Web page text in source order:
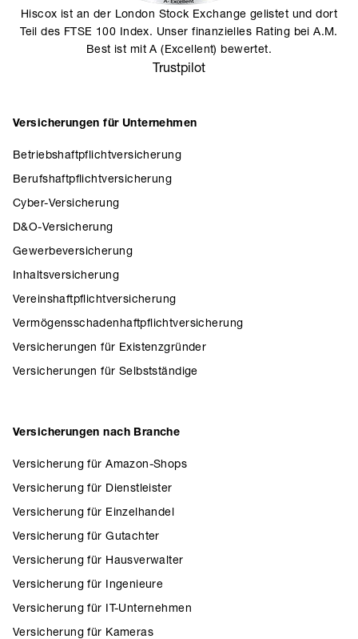
Hiscox ist an der London Stock Exchange gelistet und dort
Teil des FTSE 100 Index. Unser finanzielles Rating bei A.M.
Best ist mit A (Excellent) bewertet.
Trustpilot
Versicherungen für Unternehmen
Betriebshaftpflichtversicherung
Berufshaftpflichtversicherung
Cyber-Versicherung
D&O-Versicherung
Gewerbeversicherung
Inhaltsversicherung
Vereinshaftpflichtversicherung
Vermögensschadenhaftpflichtversicherung
Versicherungen für Existenzgründer
Versicherungen für Selbstständige
Versicherungen nach Branche
Versicherung für Amazon-Shops
Versicherung für Dienstleister
Versicherung für Einzelhandel
Versicherung für Gutachter
Versicherung für Hausverwalter
Versicherung für Ingenieure
Versicherung für IT-Unternehmen
Versicherung für Kameras